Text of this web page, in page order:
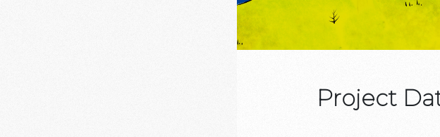
Project